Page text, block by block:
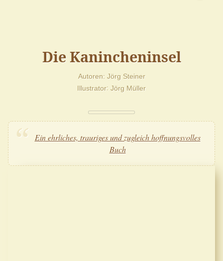
Die Kanincheninsel
Autoren Jörg Steiner
Illustrator Jörg Müller
Ein ehrliches, trauriges und zugleich hoffnungsvolles
Buch